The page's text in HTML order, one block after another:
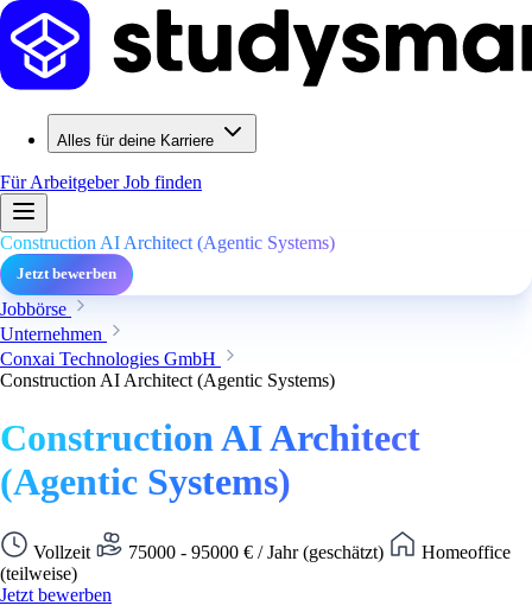
Alles für deine Karriere
Für ArbeitgeberJob finden
Construction AI Architect (Agentic Systems)
Jetzt bewerben
Jobbörse
Unternehmen
Conxai Technologies GmbH
Construction AI Architect (Agentic Systems)
Construction AI Architect
(Agentic Systems)
Vollzeit 75000 - 95000 € / Jahr (geschätzt)
Homeoffice
(teilweise)
Jetzt bewerben